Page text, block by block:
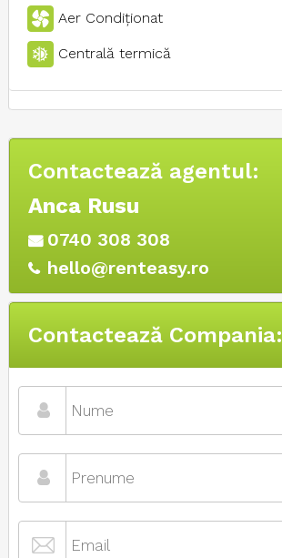
Aer Condiţionat
Centrală termică
Contactează agentul:
Anca Rusu
0740 308 308
hello@renteasy.ro
Contactează Compania: